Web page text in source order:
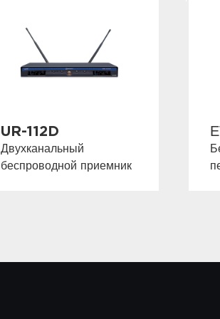
UR-112D
Двухканальный
беспроводной приемник